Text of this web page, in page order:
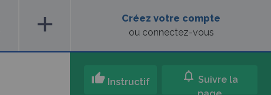
add
Créez votre compte
ou connectez-vous
thumb_up Instructif notifications Suivre la